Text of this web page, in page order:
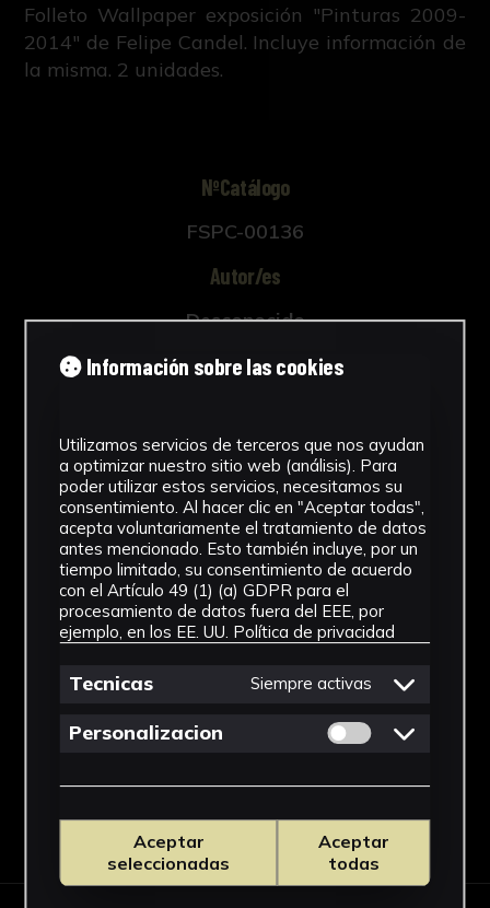
Folleto Wallpaper exposición "Pinturas 2009-
2014" de Felipe Candel. Incluye información de
la misma. 2 unidades.
NºCatálogo
FSPC-00136
Autor/es
Desconocido
Tipología
Cronología
SF
Técnica
Impresión
Ubicación
CICUS. Edificio Madre de Dios
Descargar Ficha
Información sobre las cookies
Utilizamos servicios de terceros que nos ayudan
a optimizar nuestro sitio web (análisis). Para
poder utilizar estos servicios, necesitamos su
consentimiento. Al hacer clic en "Aceptar todas",
acepta voluntariamente el tratamiento de datos
antes mencionado. Esto también incluye, por un
tiempo limitado, su consentimiento de acuerdo
con el Artículo 49 (1) (a) GDPR para el
procesamiento de datos fuera del EEE, por
ejemplo, en los EE. UU. Política de privacidad
Tecnicas Siempre activas
Personalizacion Permitir cookies
Aceptar
seleccionadas
Aceptar
todas